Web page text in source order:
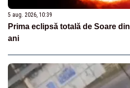
5 aug. 2026, 10:39
Prima eclipsă totală de Soare
ani